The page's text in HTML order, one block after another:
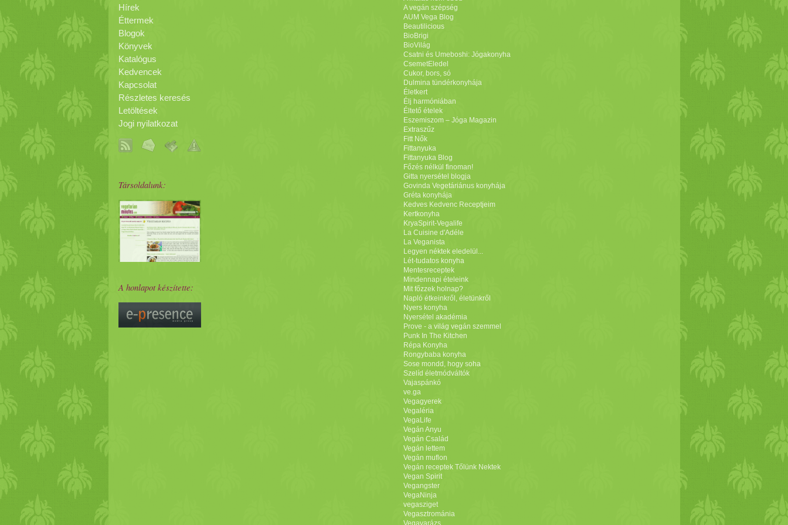
Hírek
Éttermek
Blogok
Könyvek
Katalógus
Kedvencek
Kapcsolat
Részletes keresés
Letöltések
Jogi nyilatkozat
Társoldalunk:
A honlapot készítette:
A vegán szépség
AUM Vega Blog
Beautilicious
BioBrigi
BioVilág
Csatni és Umeboshi: Jógakonyha
CsemetEledel
Cukor, bors, só
Dulmina tündérkonyhája
Életkert
Élj harmóniában
Éltető ételek
Eszemiszom – Jóga Magazin
Extraszűz
Fitt Nők
Fittanyuka
Fittanyuka Blog
Főzés nélkül finoman!
Gitta nyersétel blogja
Govinda Vegetáriánus konyhája
Gréta konyhája
Kedves Kedvenc Receptjeim
Kertkonyha
KryaSpirit-Vegalife
La Cuisine d'Adéle
La Veganista
Legyen néktek eledelül...
Lét-tudatos konyha
Mentesreceptek
Mindennapi ételeink
Mit főzzek holnap?
Napló étkeinkről, életünkről
Nyers konyha
Nyersétel akadémia
Prove - a világ vegán szemmel
Punk In The Kitchen
Répa Konyha
Rongybaba konyha
Sose mondd, hogy soha
Szelíd életmódváltók
Vajaspánkó
ve.ga
Vegagyerek
Vegaléria
VegaLife
Vegán Anyu
Vegán Család
Vegán lettem
Vegán muflon
Vegán receptek Tőlünk Nektek
Vegan Spirit
Vegangster
VegaNinja
vegasziget
Vegasztrománia
Vegavarázs